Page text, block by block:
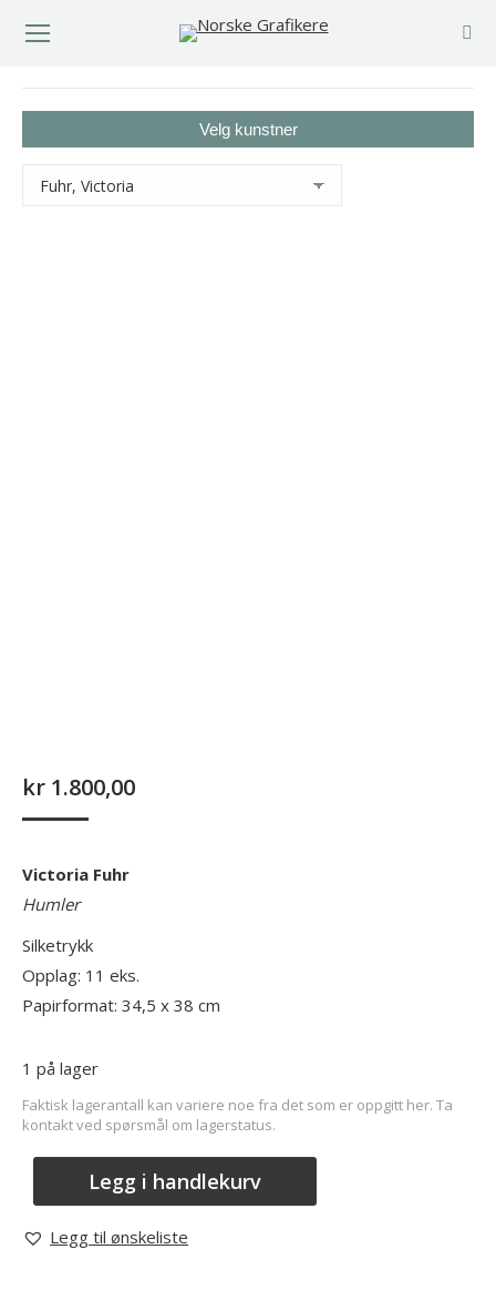
Velg kunstner
kr 1.800,00
Victoria Fuhr
Humler
Silketrykk
Opplag: 11 eks.
Papirformat: 34,5 x 38 cm
1 på lager
Faktisk lagerantall kan variere noe fra det som er oppgitt her. Ta
kontakt ved spørsmål om lagerstatus.
Legg i handlekurv
Legg til ønskeliste